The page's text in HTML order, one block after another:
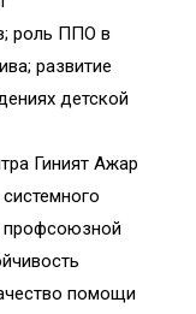
роль ППО в
развитие
детской
Гиният Ажар
профсоюзной
помощи